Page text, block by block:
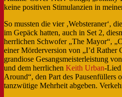
keine positiven Stimulanzien in
So mussten die vier ‚Websteraner‘,
im Gepäck hatten, auch in Set 2,
herrlichen Schwofer „The Mayor“,
einer Mörderversion von „I’d Rather
grandiose Gesangsmeisterleistung
und dem herrlichen Keith Urban-Lied
Around“, den Part des Pausenfüllers
tanzwütige Mehrheit abgeben.